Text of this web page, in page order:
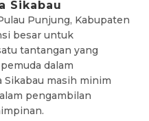
Sikabau
Punjung, Kabupaten
besar untuk
tantangan yang
dalam
Sikabau masih minim
pengambilan